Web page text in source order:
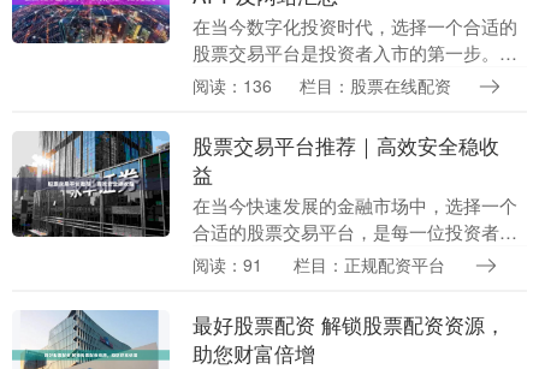
在当今数字化投资时代，选择一个合适的
股票交易平台是投资者入市的第一步。无
论你是新股民还是资深投资者，了解主流
效地进行交易。....
阅读：136 栏目：股票在线配资
股票交易平台推荐｜高效安全稳收
益
在当今快速发展的金融市场中，选择一个
合适的股票交易平台，是每一位投资者迈
向成功的重要一步。面对市场上琳琅满目
能带来稳定收益的....
阅读：91 栏目：正规配资平台
最好股票配资 解锁股票配资资源，
助您财富倍增